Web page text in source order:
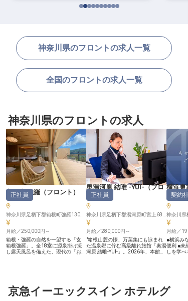
神奈川県のフロントの求人一覧
全国のフロントの求人一覧
神奈川県のフロントの求人
玄 箱根強羅 （フロント ）
正社員
月給／250,000円～
箱根・強羅の自然を一望する「玄
箱根強羅」。全18室に源泉掛け流
し露天風呂を備えた、現代の「おこ
しれませんが、当館は違います。全
18室という落ち着いた規模のた
奥湯河原 結唯 -YUI-（フロ
ント）
正社員
月給／280,000円～
"箱根山麓の懐、万葉集にも詠まれ
た温泉郷に佇む高級離れ旅館「奥湯
河原 結唯-YUI-」。2026年、本館リ
となる、フロントスタッフを募集し
ます。 【より質を高めた少室経
横浜東
ント）
契約社
月給／
■横浜み
便利 ■未
しを学
所で、お
ています
京急イーエックスイン ホテルグ